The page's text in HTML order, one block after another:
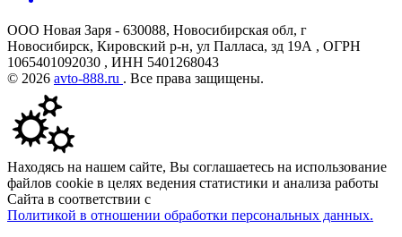
ООО Новая Заря - 630088, Новосибирская обл, г
Новосибирск, Кировский р-н, ул Палласа, зд 19А , ОГРН
1065401092030 , ИНН 5401268043
© 2026 avto-888.ru . Все права защищены.
Находясь на нашем сайте, Вы соглашаетесь на использование
файлов cookie в целях ведения статистики и анализа работы
Сайта в соответствии с
Политикой в отношении обработки персональных данных.